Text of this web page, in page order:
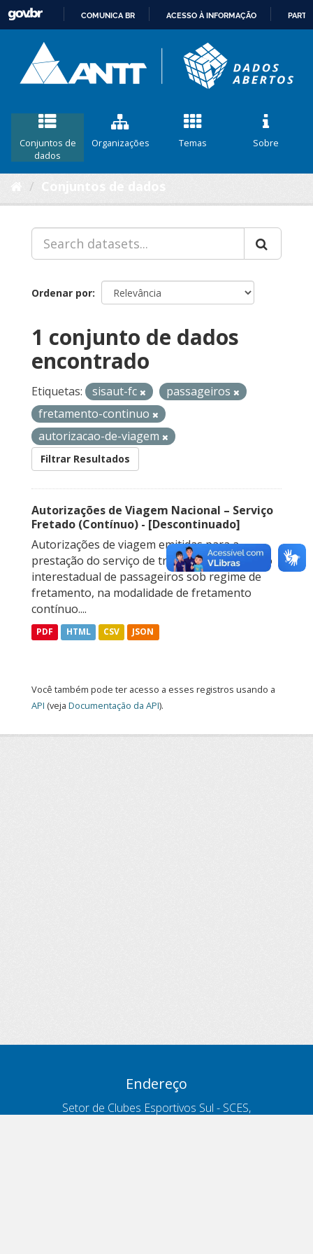
CONTEÚDO
COMUNICA BR ACESSO À INFORMAÇÃO
Conjuntos de
dados
Organizações Temas Sobre
Ordenar por
1 conjunto de dados
encontrado
Etiquetas: sisaut-fc
passageiros
fretamento-continuo
autorizacao-de-viagem
Filtrar Resultados
Autorizações de Viagem Nacional – Serviço
Fretado (Contínuo) - [Descontinuado]
Autorizações de viagem emitidas para a
prestação do serviço de transporte rodoviário
interestadual de passageiros sob regime de
fretamento, na modalidade de fretamento
contínuo....
PDF HTML CSV JSON
Você também pode ter acesso a esses registros usando a
API (veja Documentação da API).
Endereço
Setor de Clubes Esportivos Sul - SCES,